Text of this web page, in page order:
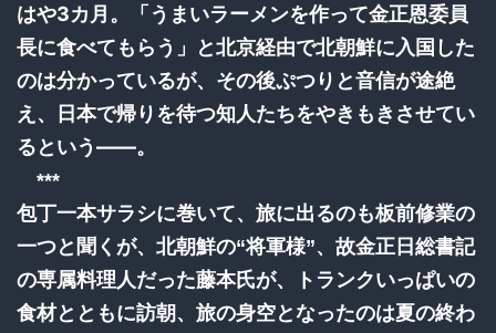
はや3カ月。「うまいラーメンを作って金正恩委員
長に食べてもらう」と北京経由で北朝鮮に入国した
のは分かっているが、その後ぷつりと音信が途絶
え、日本で帰りを待つ知人たちをやきもきさせてい
るという――。
***
包丁一本サラシに巻いて、旅に出るのも板前修業の
一つと聞くが、北朝鮮の“将軍様”、故金正日総書記
の専属料理人だった藤本氏が、トランクいっぱいの
食材とともに訪朝、旅の身空となったのは夏の終わ